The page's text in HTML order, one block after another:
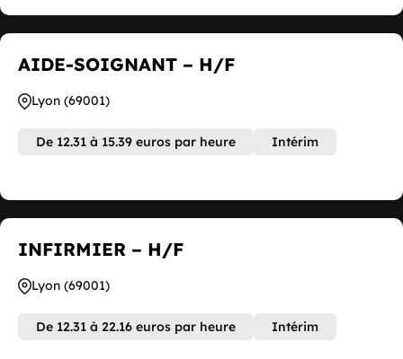
AIDE-SOIGNANT – H/F
Lyon (69001)
De 12.31 à 15.39 euros par heure Intérim
INFIRMIER – H/F
Lyon (69001)
De 12.31 à 22.16 euros par heure Intérim